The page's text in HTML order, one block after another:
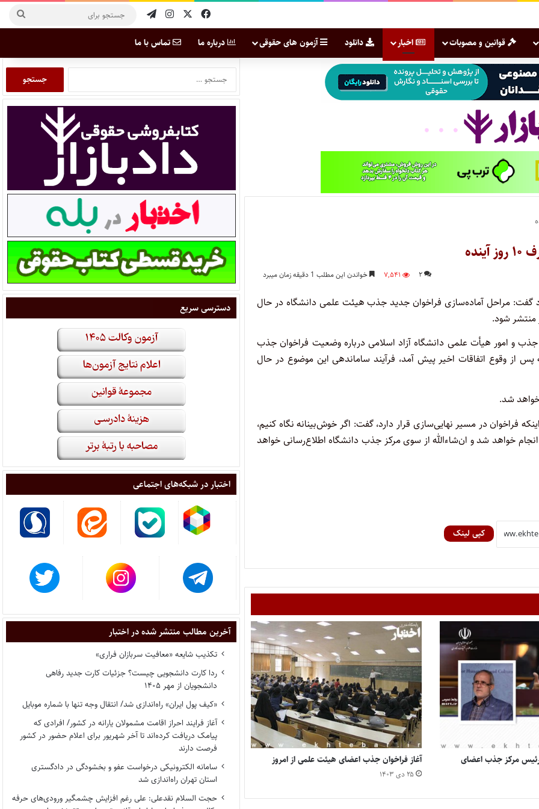
قوانین و مصوبات اخبار دانلود آزمون های حقوقی درباره ما تماس با ما
۲ ۷,۵۴۱ خواندن این مطلب 1 دقیقه زمان میبرد
گفت: مراحل آماده‌سازی فراخوان جدید جذب هیئت علمی دانشگاه در حال
منتشر شود.
و امور هیأت علمی دانشگاه آزاد اسلامی درباره وضعیت فراخوان جذب
از وقوع اتفاقات اخیر پیش آمد، فرآیند ساماندهی این موضوع در حال
شد.
فراخوان در مسیر نهایی‌سازی قرار دارد، گفت: اگر خوش‌بینانه نگاه کنیم،
خواهد شد و ان‌شاءالله از سوی مرکز جذب دانشگاه اطلاع‌رسانی خواهد
کپی لینک
مرکز جذب اعضای آغاز فراخوان جذب اعضای هیئت علمی از امروز
۲۵ دی ۱۴۰۳
دسترسی سریع
اختبار در شبکه‌های اجتماعی
آخرین مطالب منتشر شده در اختبار
تکذیب شایعه «معافیت سربازان فراری»
ردا کارت دانشجویی چیست؟ جزئیات کارت جدید رفاهی
دانشجویان از مهر ۱۴۰۵
«کیف پول ایران» راه‌اندازی شد/ انتقال وجه تنها با شماره موبایل
آغاز فرایند احراز اقامت مشمولان یارانه در کشور/ افرادی که
پیامک دریافت کرده‌اند تا آخر شهریور برای اعلام حضور در کشور
فرصت دارند
سامانه الکترونیکی درخواست عفو و بخشودگی در دادگستری
استان تهران راه‌اندازی شد
حجت السلام نقدعلی: علی رغم افزایش چشمگیر ورودی‌های حرفه